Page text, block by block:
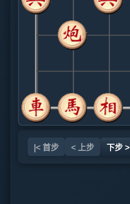
|< 首步 < 上步 下步 >